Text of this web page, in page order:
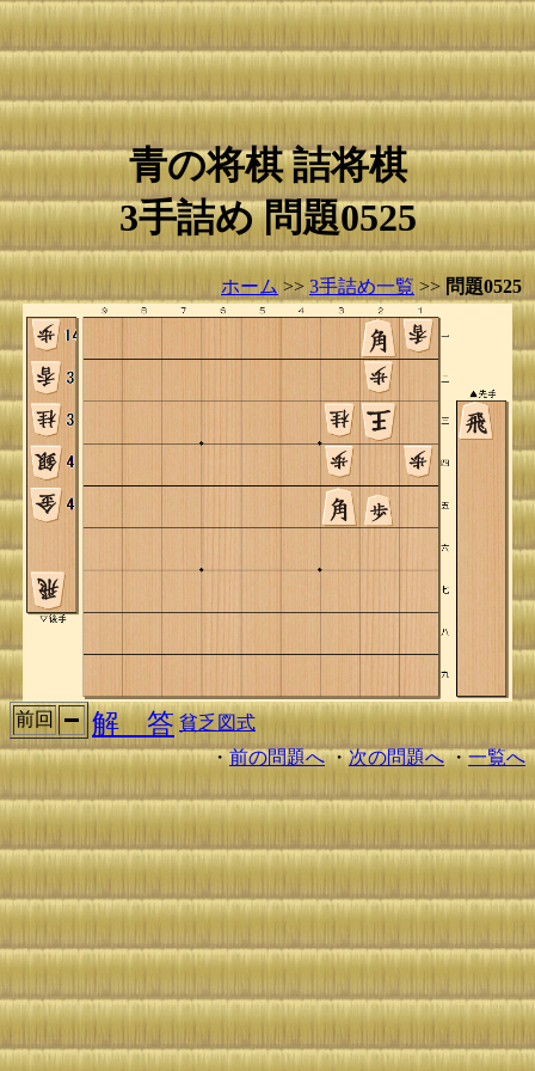
青の将棋 詰将棋
3手詰め 問題0525
ホーム >> 3手詰め一覧 >> 問題0525
前回 解 答 貧乏図式
・前の問題へ・次の問題へ・一覧へ